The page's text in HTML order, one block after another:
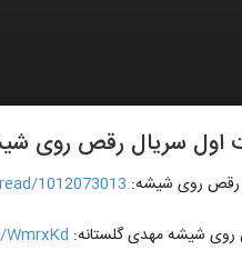
اول سریال رقص روی
رقص روی شیشه: 1012073013
روی شیشه مهدی گلستانه: